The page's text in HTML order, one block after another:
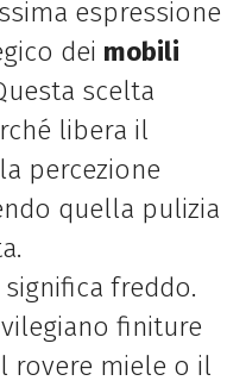
espressione
dei mobili
scelta
libera il
percezione
quella pulizia
freddo.
finiture
rovere miele o il